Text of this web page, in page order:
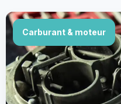
Carburant & moteur